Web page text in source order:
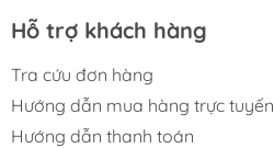
Hỗ trợ khách hàng
Tra cứu đơn hàng
Hướng dẫn mua hàng trực tuyến
Hướng dẫn thanh toán